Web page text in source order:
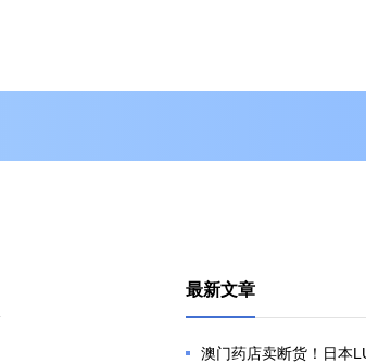
最新文章
澳门药店卖断货！日本